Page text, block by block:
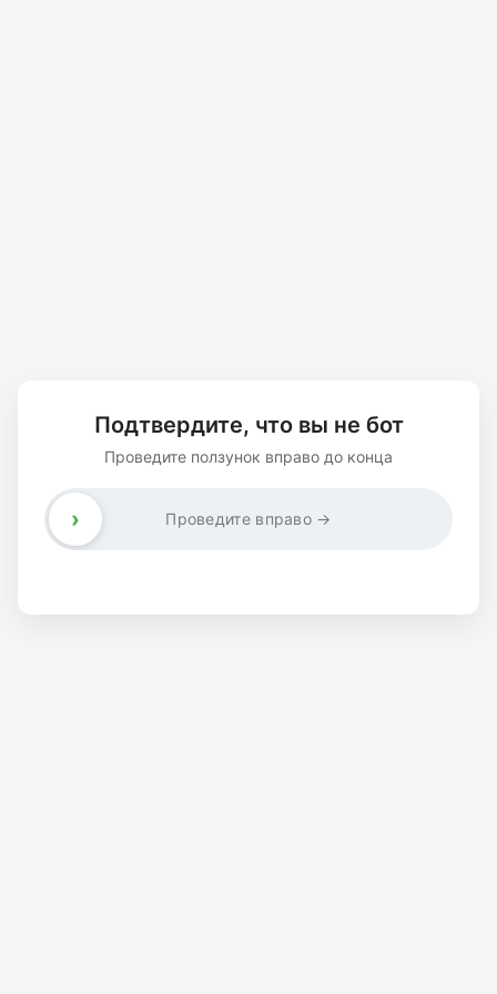
Подтвердите, что вы не бот
Проведите ползунок вправо до конца
Проведите вправо →
›